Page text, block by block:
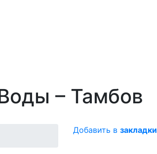
– Тамбов
Добавить в закладки